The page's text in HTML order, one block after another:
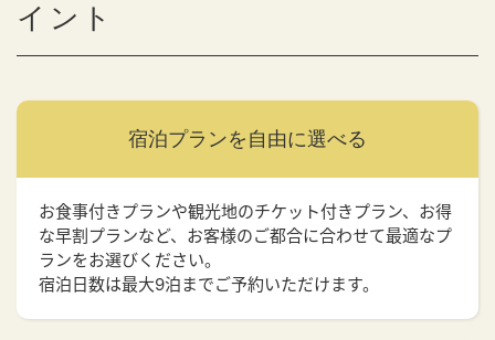
イント
宿泊プランを 自由に選べる
お食事付きプランや観光地のチケット付きプラン、お得
な早割プランなど、お客様のご都合に合わせて最適なプ
ランをお選びください。
宿泊日数は最大9泊までご予約いただけます。